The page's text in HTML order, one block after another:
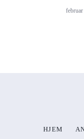
HJEM